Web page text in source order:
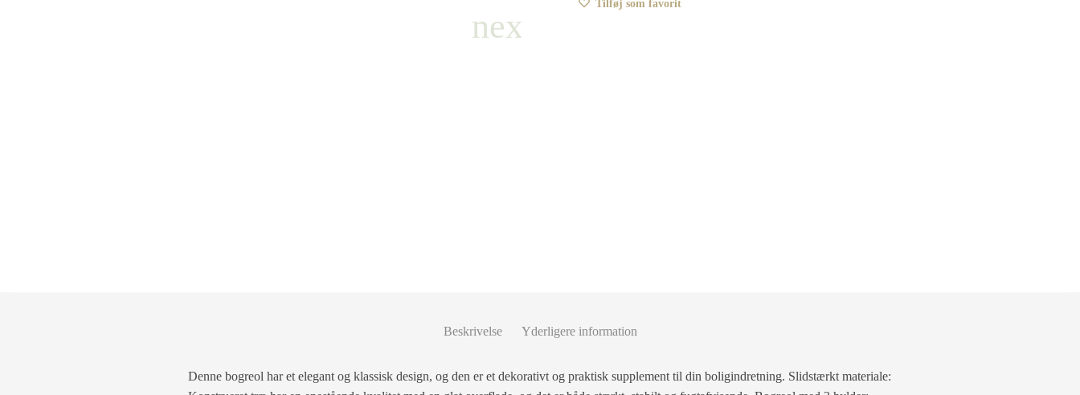
Tilføj som favorit
Beskrivelse Yderligere information
Denne bogreol har et elegant og klassisk design, og den er et dekorativt og praktisk supplement til din boligindretning. Slidstærkt materiale: